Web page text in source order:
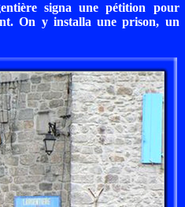
signa une pétition pour
On y installa une prison, un